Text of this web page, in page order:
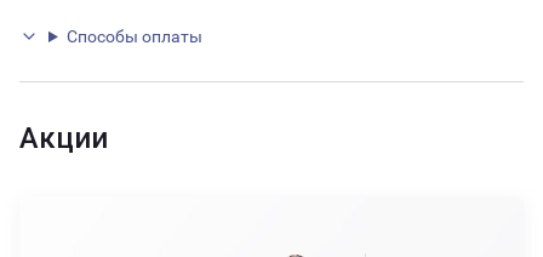
Способы оплаты
Акции